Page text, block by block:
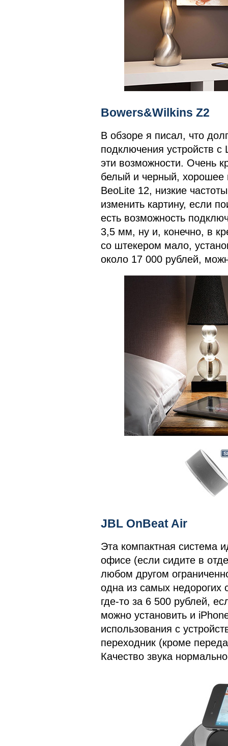
Bowers&Wilkins Z2
В обзоре я писал, что
подключения устройств
эти возможности. Очень
белый и черный, хорошее
BeoLite 12, низкие
изменить картину, если
есть возможность
3,5 мм, ну и, конечно, в
со штекером мало,
около 17 000 рублей,
JBL OnBeat Air
Эта компактная система
офисе (если сидите в
любом другом
одна из самых недорогих
где-то за 6 500 рублей,
можно установить и
использования с
переходник (кроме
Качество звука